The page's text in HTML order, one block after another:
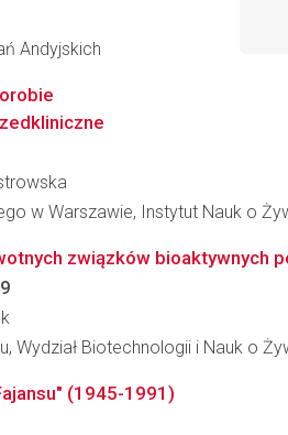
Andyjskich
w Warszawie, Instytut Nauk o
związków bioaktywnych
Wydział Biotechnologii i Nauk o
(1945-1991)